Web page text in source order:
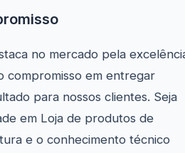
no mercado pela
compromisso em entregar
para nossos clientes. Seja
em Loja de produtos de
e o conhecimento técnico